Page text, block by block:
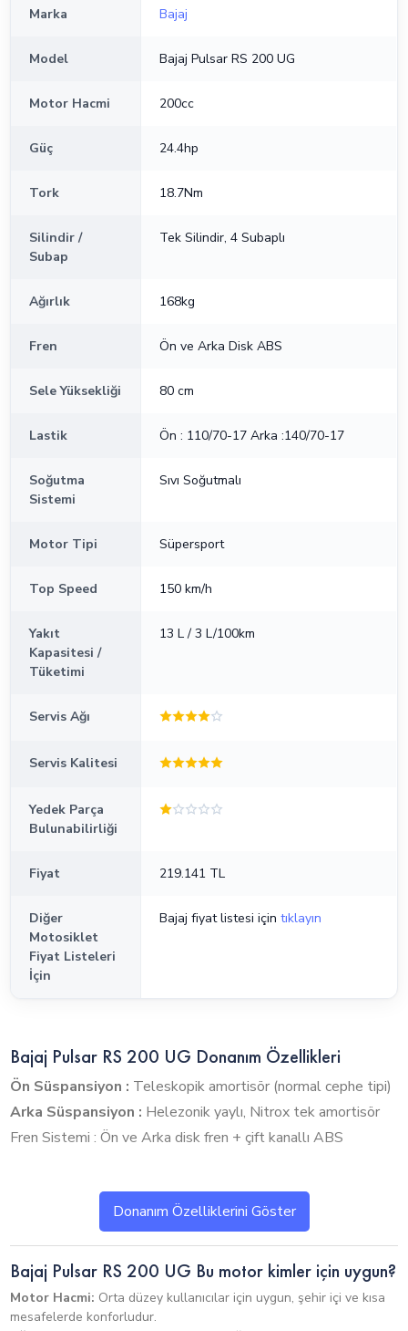
Marka Bajaj
Model Bajaj Pulsar RS 200 UG
Motor Hacmi 200cc
Güç 24.4hp
Tork 18.7Nm
Silindir /
Subap
Tek Silindir, 4 Subaplı
Ağırlık 168kg
Fren Ön ve Arka Disk ABS
Sele Yüksekliği 80 cm
Lastik Ön : 110/70-17 Arka :140/70-17
Soğutma
Sistemi
Sıvı Soğutmalı
Motor Tipi Süpersport
Top Speed 150 km/h
Yakıt
Kapasitesi /
Tüketimi
13 L / 3 L/100km
Servis Ağı
Servis Kalitesi
Yedek Parça
Bulunabilirliği
Fiyat 219.141 TL
Diğer
Motosiklet
Fiyat Listeleri
İçin
Bajaj fiyat listesi içintıklayın
Bajaj Pulsar RS 200 UG Donanım Özellikleri
Ön Süspansiyon : Teleskopik amortisör (normal cephe tipi)
Arka Süspansiyon : Helezonik yaylı, Nitrox tek amortisör
Fren Sistemi : Ön ve Arka disk fren + çift kanallı ABS
Bajaj Pulsar RS 200 UG Sıkça Sorulan Sorular
(SSS)
Bajaj Pulsar RS 200 UG Kaç CC?
Donanım Özelliklerini Göster
Bajaj Pulsar RS 200 UG Bu motor kimler için uygun?
Motor Hacmi: Orta düzey kullanıcılar için uygun, şehir içi ve kısa
mesafelerde konforludur.